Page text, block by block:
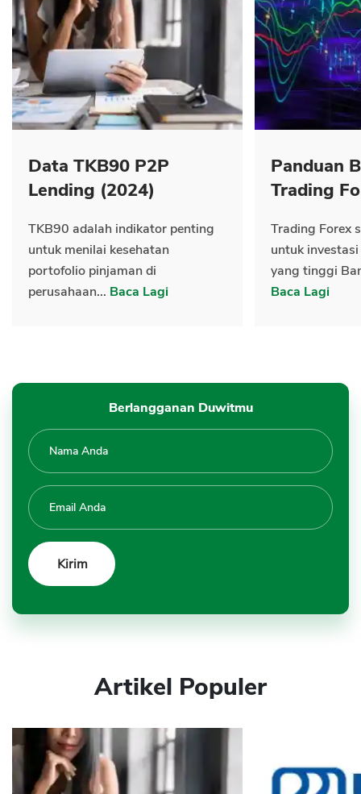
Data TKB90 P2P
Lending (2024)
TKB90 adalah indikator penting
untuk menilai kesehatan
portofolio pinjaman di
perusahaan... Baca Lagi
Panduan
Trading
Trading Forex
untuk
yang tinggi
Baca Lagi
Berlangganan Duwitmu
Artikel Populer